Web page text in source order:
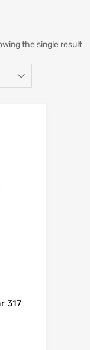
the single result
317